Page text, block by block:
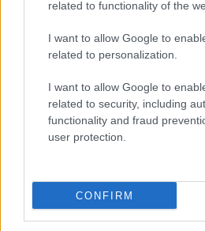
related to functionality of the
I want to allow Google to
related to personalization.
I want to allow Google to
related to security, including
functionality and fraud
user protection.
CONFIRM
αφοσιωνόμαστε σε αυτό.
έλεγχος των
είναι απαραίτητος.
να ελεγχθεί εάν έχουν
απαντήσεις από το
5. Προσπαθήστε να
περίεργα.